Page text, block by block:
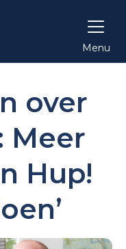
Menu
over
Meer
Hup!